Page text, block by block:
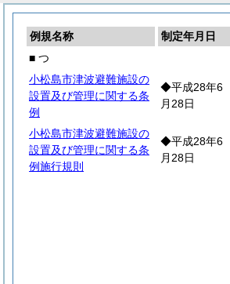
例規名称 制定年月日
■ つ
小松島市津波避難施設の
設置及び管理に関する条
例
◆平成28年6
月28日
小松島市津波避難施設の
設置及び管理に関する条
例施行規則
◆平成28年6
月28日